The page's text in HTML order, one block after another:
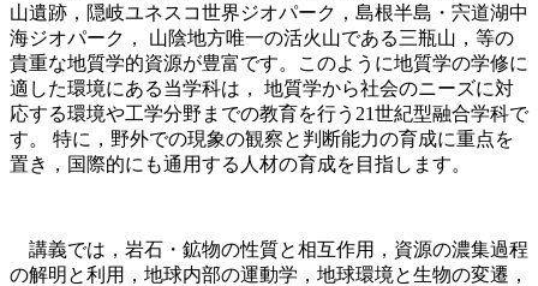
山遺跡，隠岐ユネスコ世界ジオパーク，島根半島・宍道湖中
海ジオパーク， 山陰地方唯一の活火山である三瓶山，等の
貴重な地質学的資源が豊富です。このように地質学の学修に
適した環境にある当学科は， 地質学から社会のニーズに対
応する環境や工学分野までの教育を行う21世紀型融合学科で
す。 特に，野外での現象の観察と判断能力の育成に重点を
置き，国際的にも通用する人材の育成を目指します。
講義では，岩石・鉱物の性質と相互作用，資源の濃集過程
の解明と利用，地球内部の運動学，地球環境と生物の変遷，